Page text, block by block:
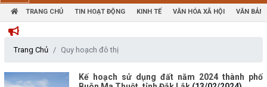
TRANG CHỦ TIN HOẠT ĐỘNG KINH TẾ VĂN HÓA XÃ HỘI VĂN BẢN
Trang Chủ Quy hoạch đô thị
Kế hoạch sử dụng đất năm 2024 thành phố